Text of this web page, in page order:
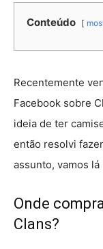
Conteúdo
Recentemente
Facebook sobre
ideia de ter
então resolvi
assunto, vamos lá
Onde
Clans?